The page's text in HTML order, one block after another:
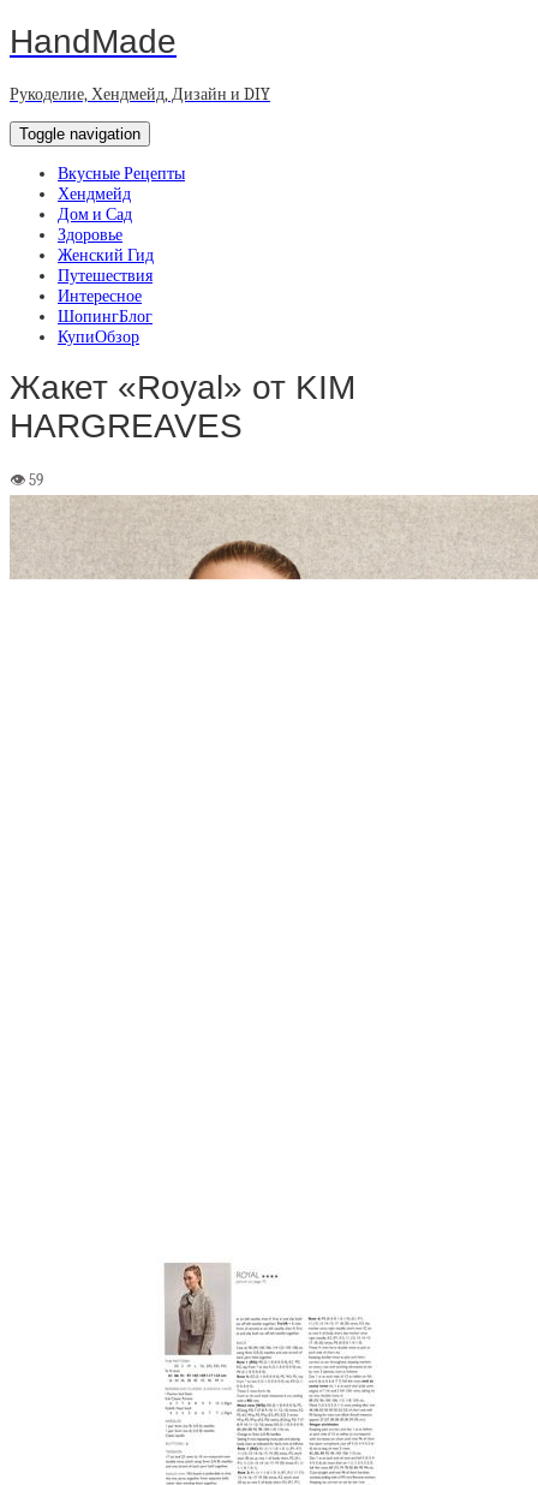
HandMade
Рукоделие, Хендмейд, Дизайн и DIY
Toggle navigation
Вкусные Рецепты
Хендмейд
Дом и Сад
Здоровье
Женский Гид
Путешествия
Интересное
ШопингБлог
КупиОбзор
Жакет «Royal» от KIM
HARGREAVES